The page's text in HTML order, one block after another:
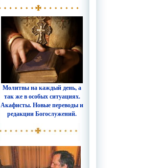
Молитвы на каждый день, а
так же в особых ситуациях.
Акафисты. Новые переводы и
редакции Богослужений.